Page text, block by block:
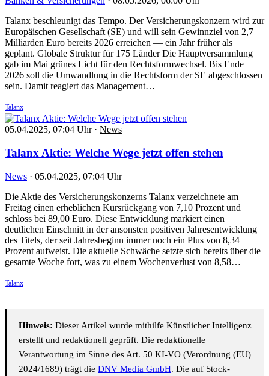
Talanx beschleunigt das Tempo. Der Versicherungskonzern wird zur
Europäischen Gesellschaft (SE) und will sein Gewinnziel von 2,7
Milliarden Euro bereits 2026 erreichen — ein Jahr früher als
geplant. Globale Struktur für 175 Länder Die Hauptversammlung
gab im Mai grünes Licht für den Rechtsformwechsel. Bis Ende
2026 soll die Umwandlung in die Rechtsform der SE abgeschlossen
sein. Damit reagiert das Management…
Talanx
05.04.2025, 07:04 Uhr · News
Talanx Aktie: Welche Wege jetzt offen stehen
News · 05.04.2025, 07:04 Uhr
Die Aktie des Versicherungskonzerns Talanx verzeichnete am
Freitag einen erheblichen Kursrückgang von 7,10 Prozent und
schloss bei 89,00 Euro. Diese Entwicklung markiert einen
deutlichen Einschnitt in der ansonsten positiven Jahresentwicklung
des Titels, der seit Jahresbeginn immer noch ein Plus von 8,34
Prozent aufweist. Die aktuelle Schwäche setzte sich bereits über die
gesamte Woche fort, was zu einem Wochenverlust von 8,58…
Talanx
Hinweis: Dieser Artikel wurde mithilfe Künstlicher Intelligenz
erstellt und redaktionell geprüft. Die redaktionelle
Verantwortung im Sinne des Art. 50 KI-VO (Verordnung (EU)
2024/1689) trägt die DNV Media GmbH. Die auf Stock-